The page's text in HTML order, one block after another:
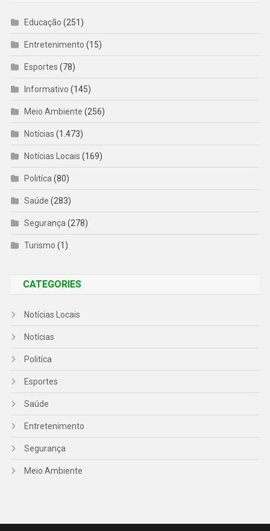
Educação (251)
Entretenimento (15)
Esportes (78)
Informativo (145)
Meio Ambiente (256)
Notícias (1.473)
Notícias Locais (169)
Politíca (80)
Saúde (283)
Segurança (278)
Turismo (1)
CATEGORIES
Notícias Locais
Notícias
Politíca
Esportes
Saúde
Entretenimento
Segurança
Meio Ambiente